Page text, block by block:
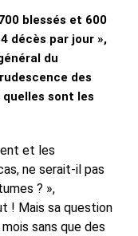
blessés et 600
décès par jour »,
du
des
sont les
et les
ne serait-il pas
? »,
! Mais sa question
sans que des